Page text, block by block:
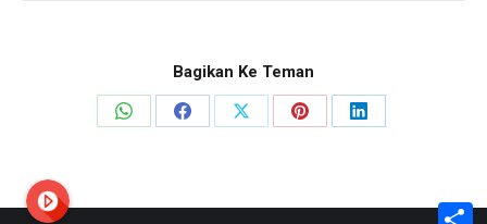
Bagikan Ke Teman
Share
Share
Share
Share
Share